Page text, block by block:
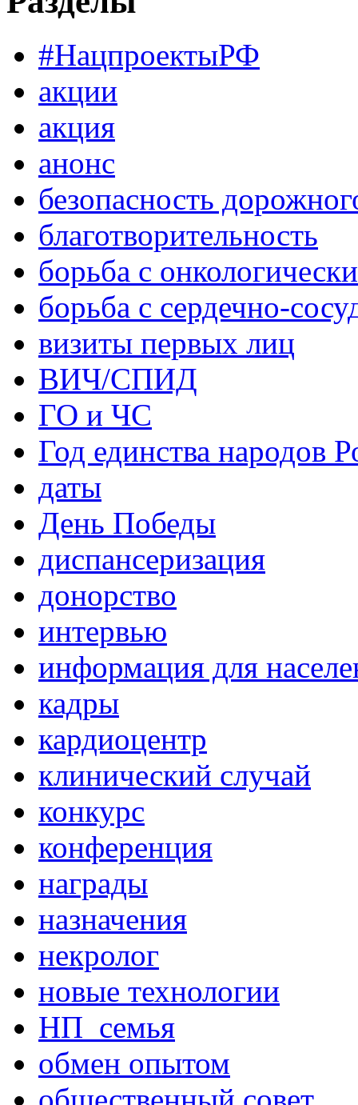
#НацпроектыРФ
акции
акция
анонс
безопасность
благотворительность
борьба с
борьба с сердечно-
визиты первых лиц
ВИЧ/СПИД
ГО и ЧС
Год единства народов
даты
День Победы
диспансеризация
донорство
интервью
информация для
кадры
кардиоцентр
клинический случай
конкурс
конференция
награды
назначения
некролог
новые технологии
НП_семья
обмен опытом